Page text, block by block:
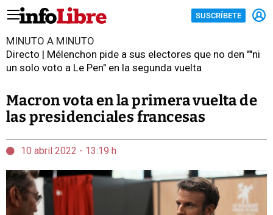
SUSCRÍBETE
MINUTO A MINUTO
Directo | Mélenchon pide a sus electores que no den ""ni
un solo voto a Le Pen" en la segunda vuelta
Macron vota en la primera vuelta de
las presidenciales francesas
10 abril 2022 - 13:19 h